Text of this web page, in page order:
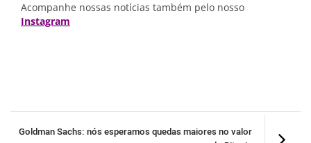
Acompanhe nossas notícias também pelo nosso
Instagram
Goldman Sachs: nós esperamos quedas maiores no valor